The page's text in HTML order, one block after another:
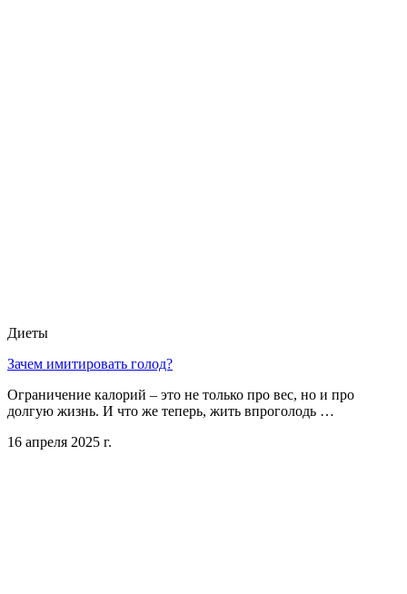
Диеты
Зачем имитировать голод?
Ограничение калорий – это не только про вес, но и про
долгую жизнь. И что же теперь, жить впроголодь …
16 апреля 2025 г.